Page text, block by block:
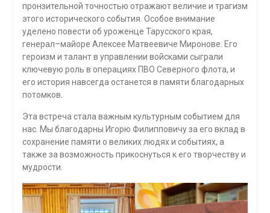
пронзительной точностью отражают величие и трагизм
этого исторического события. Особое внимание
уделено повести об уроженце Тарусского края,
генерал–майоре Алексее Матвеевиче Миронове. Его
героизм и талант в управлении войсками сыграли
ключевую роль в операциях ПВО Северного флота, и
его история навсегда останется в памяти благодарных
потомков.
Эта встреча стала важным культурным событием для
нас. Мы благодарны Игорю Филипповичу за его вклад в
сохранение памяти о великих людях и событиях, а
также за возможность прикоснуться к его творчеству и
мудрости.